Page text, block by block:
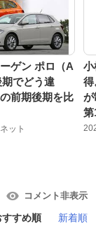
ゲン ポロ（A
でどう違
前期後期を比
ット
小
得
が
第
コメント非表示
すすめ順 新着順